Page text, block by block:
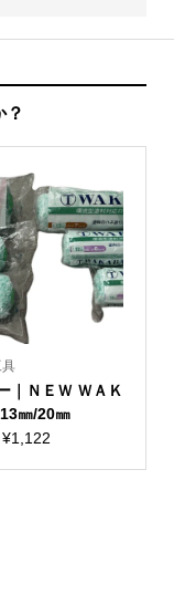
？
具
｜ＮＥＷ ＷＡＫ
㎜/20㎜
¥1,122